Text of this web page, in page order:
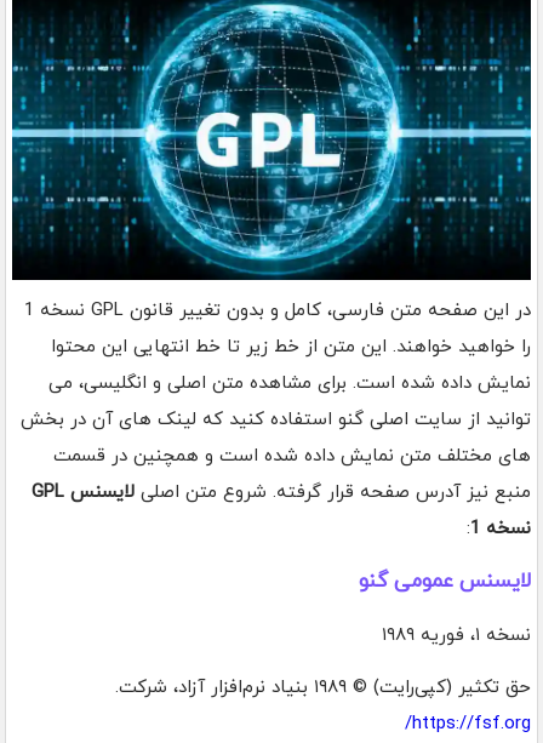
در این صفحه متن فارسی، کامل و بدون تغییر قانون GPL نسخه 1
را خواهید خواهند. این متن از خط زیر تا خط انتهایی این محتوا
نمایش داده شده است. برای مشاهده متن اصلی و انگلیسی، می
توانید از سایت اصلی گنو استفاده کنید که لینک های آن در بخش
های مختلف متن نمایش داده شده است و همچنین در قسمت
منبع نیز آدرس صفحه قرار گرفته. شروع متن اصلی
لایسنس GPL
نسخه 1
:
لایسنس عمومی گنو
نسخه ۱، فوریه ۱۹۸۹
حق تکثیر (کپی‌رایت) © ۱۹۸۹ بنیاد نرم‌افزار آزاد، شرکت.
https://fsf.org/